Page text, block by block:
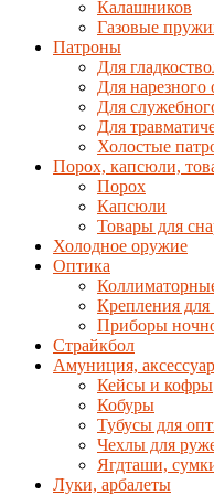
Калашников
Газовые
Патроны
Для
Для нарезного
Для
Для
Холостые
Порох, капсюли,
Порох
Капсюли
Товары для
Холодное оружие
Оптика
Крепления для
Приборы
Страйкбол
Амуниция,
Кейсы и кофры
Кобуры
Тубусы для
Чехлы для
Ягдташи,
Луки, арбалеты